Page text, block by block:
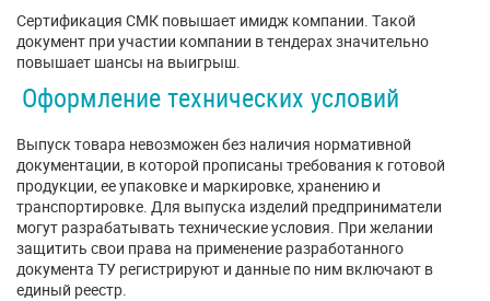
Сертификация СМК повышает имидж компании. Такой
документ при участии компании в тендерах значительно
повышает шансы на выигрыш.
Оформление технических условий
Выпуск товара невозможен без наличия нормативной
документации, в которой прописаны требования к готовой
продукции, ее упаковке и маркировке, хранению и
транспортировке. Для выпуска изделий предприниматели
могут разрабатывать технические условия. При желании
защитить свои права на применение разработанного
документа ТУ регистрируют и данные по ним включают в
единый реестр.